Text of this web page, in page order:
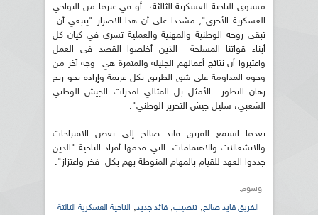
مستوى الناحية العسكرية الثالثة، أو في غيرها من النواحي
العسكرية الأخرى", مشددا على أن هذا الاصرار "ينبغي أن
تبقى روحه الوطنية والمهنية والعملية تسري في كيان كل
أبناء قواتنا المسلحة الذين أخلصوا القصد في العمل
واعتبروا أن نتائج أعمالهم الجليلة والمثمرة هي وجه آخر من
وجوه المداومة على شق الطريق بكل عزيمة وإرادة نحو ربح
رهان التطور الأمثل بل المثالي لقدرات الجيش الوطني
الشعبي، سليل جيش التحرير الوطني".
بعدها استمع الفريق قايد صالح إلى بعض الاقتراحات
والانشغالات والاهتمامات التي قدمها أفراد الناحية "الذين
جددوا العهد للقيام بالمهام المنوطة بهم بكل فخر واعتزاز".
وسوم:
الفريق قايد صالح, تنصيب, قائد جديد, الناحية العسكرية الثالثة